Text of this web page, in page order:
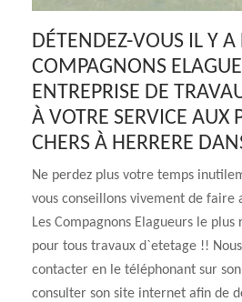
DÉTENDEZ-VOUS IL Y A
COMPAGNONS
ENTREPRISE DE
À VOTRE SERVICE AUX
CHERS À HERRERE
Ne perdez plus votre temps
vous conseillons vivement de faire
Les Compagnons Elagueurs le
pour tous travaux d`etetage !!
contacter en le téléphonant sur
consulter son site internet afin de